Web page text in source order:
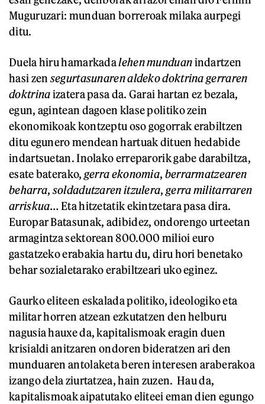
Muguruzari: munduan borreroak milaka aurpegi
ditu.
Duela hiru hamarkadalehen munduanindartzen
hasi zen segurtasunaren aldeko doktrinagerraren
doktrinaizatera pasa da. Garai hartan ez bezala,
egun, agintean dagoen klase politiko zein
ekonomikoak kontzeptu oso gogorrak erabiltzen
ditu egunero mendean hartuak dituen hedabide
indartsuetan. Inolako erreparorik gabe darabiltza,
esate baterako, gerra ekonomia, berrarmatzearen
beharra, soldadutzaren itzulera, gerra militarraren
arriskua… Eta hitzetatik ekintzetara pasa dira.
Europar Batasunak, adibidez, ondorengo urteetan
armagintza sektorean 800.000 milioi euro
gastatzeko erabakia hartu du, diru hori benetako
behar sozialetarako erabiltzeari uko eginez.
Gaurko eliteen eskalada politiko, ideologiko eta
militar horren atzean ezkutatzen den helburu
nagusia hauxe da, kapitalismoak eragin duen
krisialdi anitzaren ondoren bideratzen ari den
munduaren antolaketa beren interesen araberakoa
izango dela ziurtatzea, hain zuzen. Hau da,
kapitalismoak aipatutako eliteei eman dien egungo